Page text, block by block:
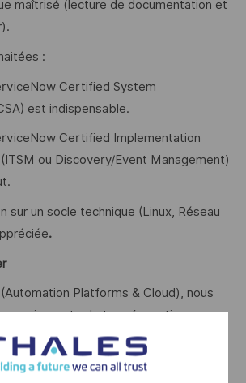
maîtrisé (lecture de documentation et
:
Certified System
est indispensable.
Certified Implementation
ou Discovery/Event Management)
sur un socle technique (Linux, Réseau
.
Platforms & Cloud), nous
passionnante de transformation
équipe est composée d'experts
qui partagent une vision